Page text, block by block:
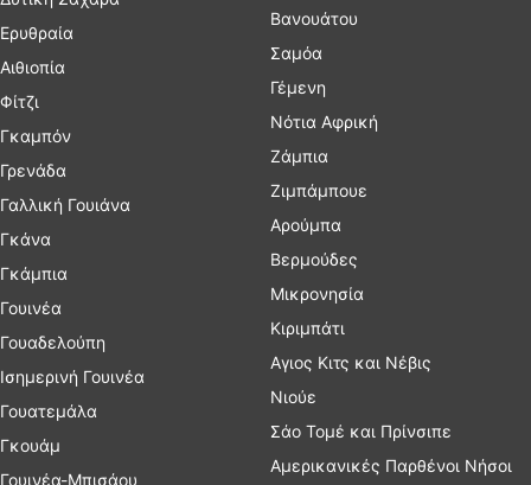
Ερυθραία
Αιθιοπία
Φίτζι
Γκαμπόν
Γρενάδα
Γαλλική Γουιάνα
Γκάνα
Γκάμπια
Γουινέα
Γουαδελούπη
Ισημερινή Γουινέα
Γουατεμάλα
Γκουάμ
Γουινέα-Μπισάου
Βανουάτου
Σαμόα
Γέμενη
Νότια Αφρική
Ζάμπια
Ζιμπάμπουε
Αρούμπα
Βερμούδες
Μικρονησία
Κιριμπάτι
Αγιος Κιτς και Νέβις
Νιούε
Σάο Τομέ και Πρίνσιπε
Αμερικανικές Παρθένοι Νήσοι